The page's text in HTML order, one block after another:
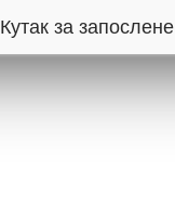
Кутак за запослене